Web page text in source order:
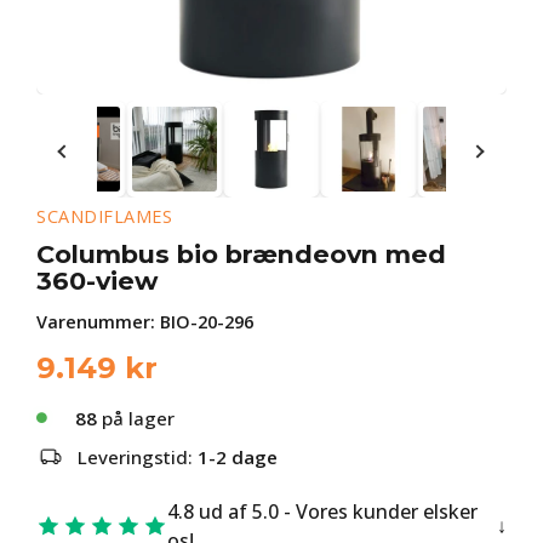
SCANDIFLAMES
Columbus bio brændeovn med
360-view
Varenummer: BIO-20-296
9.149 kr
88 på lager
Leveringstid: 1-2 dage
4.8 ud af 5.0 - Vores kunder elsker